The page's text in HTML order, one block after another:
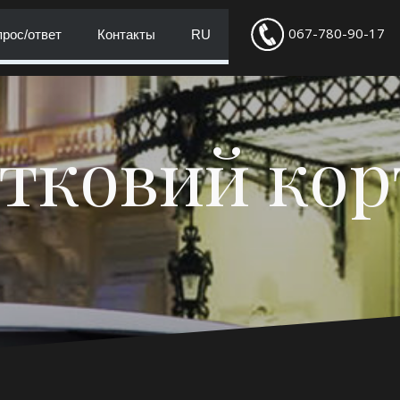
ответ Контакты RU 067-780-90-17